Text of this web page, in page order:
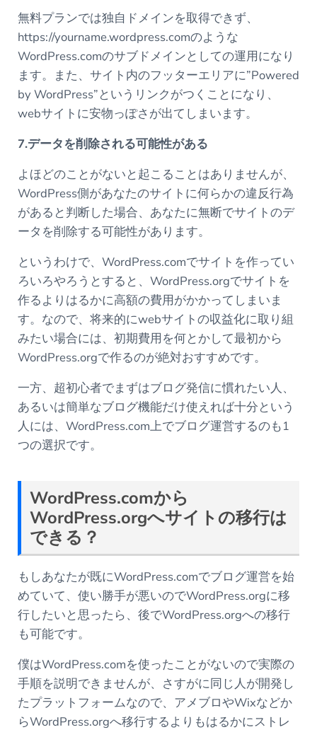
無料プランでは独自ドメインを取得できず、
https://yourname.wordpress.comのような
WordPress.comのサブドメインとしての運用になり
ます。また、サイト内のフッターエリアに”Powered
by WordPress”というリンクがつくことになり、
webサイトに安物っぽさが出てしまいます。
7.データを削除される可能性がある
よほどのことがないと起こることはありませんが、
WordPress側があなたのサイトに何らかの違反行為
があると判断した場合、あなたに無断でサイトのデ
ータを削除する可能性があります。
というわけで、WordPress.comでサイトを作ってい
ろいろやろうとすると、WordPress.orgでサイトを
作るよりはるかに高額の費用がかかってしまいま
す。なので、将来的にwebサイトの収益化に取り組
みたい場合には、初期費用を何とかして最初から
WordPress.orgで作るのが絶対おすすめです。
一方、超初心者でまずはブログ発信に慣れたい人、
あるいは簡単なブログ機能だけ使えれば十分という
人には、WordPress.com上でブログ運営するのも1
つの選択です。
WordPress.comから
WordPress.orgへサイトの移行は
できる？
もしあなたが既にWordPress.comでブログ運営を始
めていて、使い勝手が悪いのでWordPress.orgに移
行したいと思ったら、後でWordPress.orgへの移行
も可能です。
僕はWordPress.comを使ったことがないので実際の
手順を説明できませんが、さすがに同じ人が開発し
たプラットフォームなので、アメブロやWixなどか
らWordPress.orgへ移行するよりもはるかにストレ